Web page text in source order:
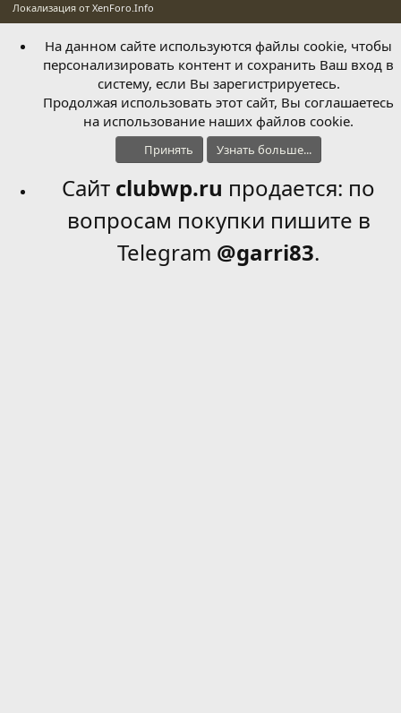
Локализация от XenForo.Info
На данном сайте используются файлы cookie, чтобы
персонализировать контент и сохранить Ваш вход в
систему, если Вы зарегистрируетесь.
Продолжая использовать этот сайт, Вы соглашаетесь
на использование наших файлов cookie.
Принять Узнать больше...
Сайт clubwp.ru продается: по
вопросам покупки пишите в
Telegram @garri83.